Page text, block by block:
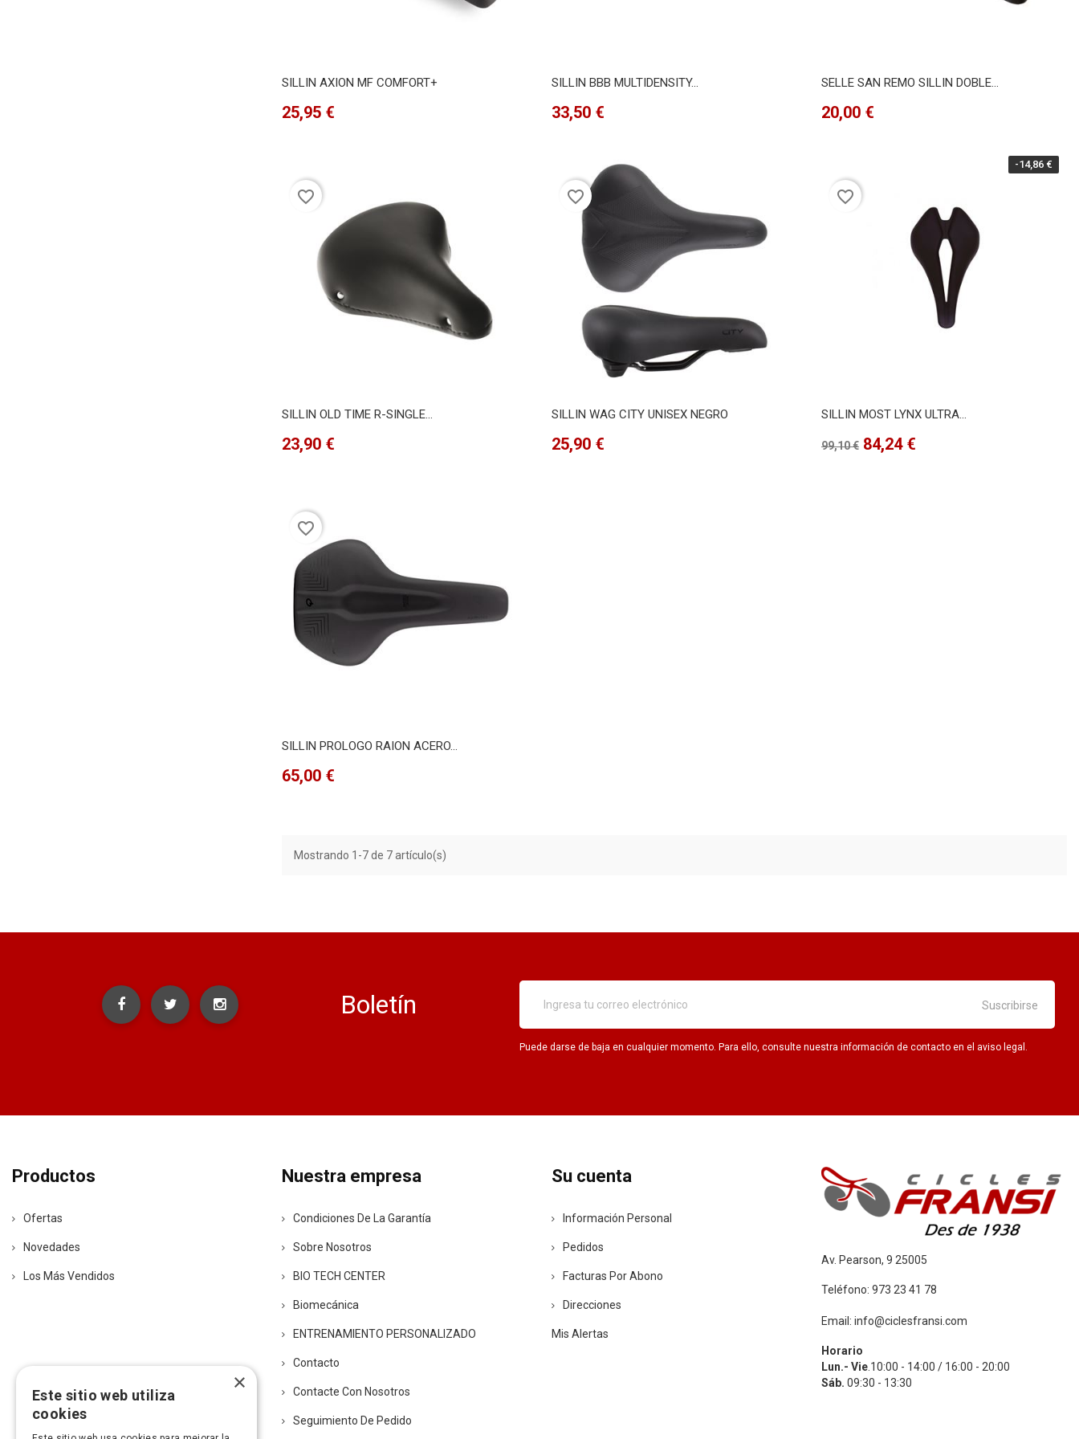
SILLIN AXION MF COMFORT+
Precio
25,95 €
SILLIN BBB MULTIDENSITY...
Precio
33,50 €
SELLE SAN REMO SILLIN DOBLE...
Precio
20,00 €
favorite_border
SILLIN OLD TIME R-SINGLE...
Precio
23,90 €
favorite_border
SILLIN WAG CITY UNISEX NEGRO
Precio
25,90 €
-14,86 €
favorite_border
SILLIN MOST LYNX ULTRA...
Precio
99,10 € Precio
84,24 €
favorite_border
SILLIN PROLOGO RAION ACERO...
Precio
65,00 €
Mostrando 1-7 de 7 artículo(s)
Boletín
Puede darse de baja en cualquier momento. Para ello, consulte nuestra información de contacto en el aviso legal.
Productos
Ofertas
Novedades
Los Más Vendidos
Nuestra empresa
Condiciones De La Garantía
Sobre Nosotros
BIO TECH CENTER
Biomecánica
ENTRENAMIENTO PERSONALIZADO
Contacto
Contacte Con Nosotros
Seguimiento De Pedido
Su cuenta
Información Personal
Pedidos
Facturas Por Abono
Direcciones
Mis Alertas
Av. Pearson, 9 25005
Teléfono: 973 23 41 78
Email: info@ciclesfransi.com
Horario
Lun.- Vie .10:00 - 14:00 / 16:00 - 20:00
Sáb. 09:30 - 13:30
×
Este sitio web utiliza
cookies